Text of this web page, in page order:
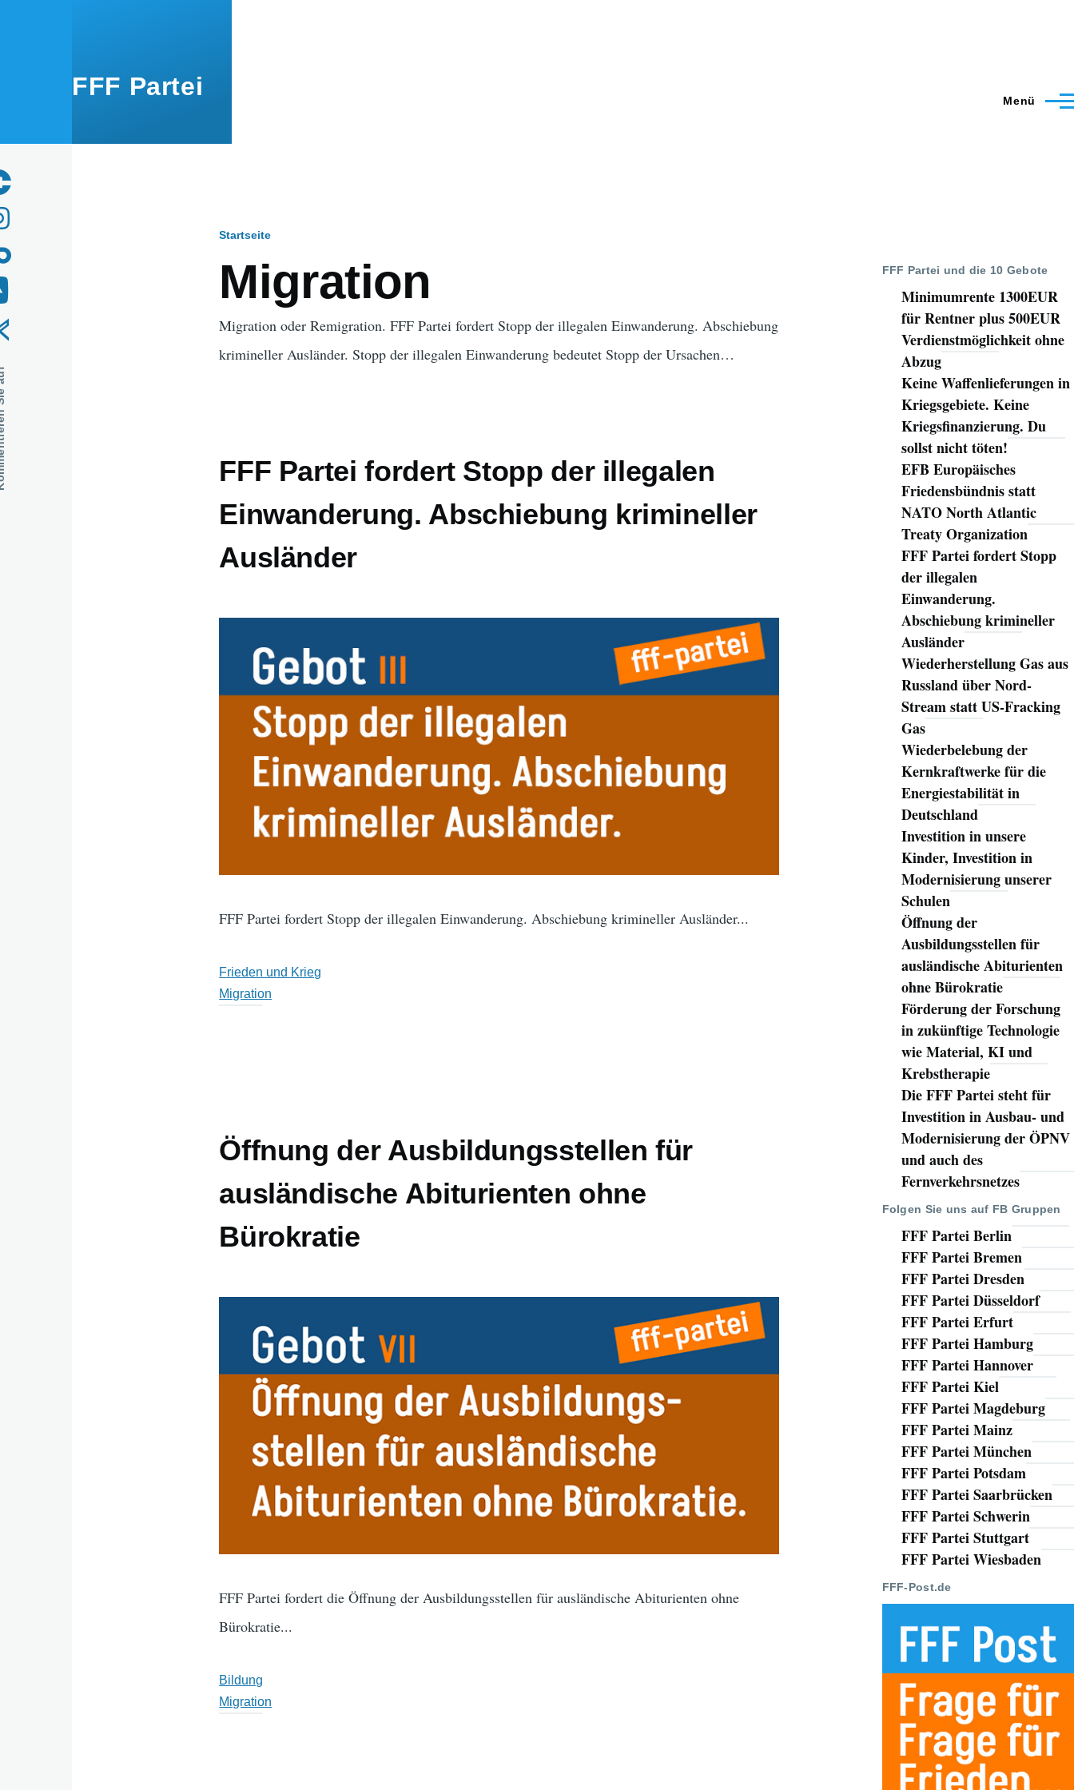
FFF Partei Menü
Startseite
Migration
Migration oder Remigration. FFF Partei fordert Stopp der illegalen Einwanderung. Abschiebung
krimineller Ausländer. Stopp der illegalen Einwanderung bedeutet Stopp der Ursachen…
FFF Partei fordert Stopp der illegalen
Einwanderung. Abschiebung krimineller
Ausländer
FFF Partei fordert Stopp der illegalen Einwanderung. Abschiebung krimineller Ausländer...
Frieden und Krieg
Migration
Öffnung der Ausbildungsstellen für
ausländische Abiturienten ohne
Bürokratie
FFF Partei fordert die Öffnung der Ausbildungsstellen für ausländische Abiturienten ohne
Bürokratie...
Bildung
Migration
FFF Partei und die 10 Gebote
Minimumrente 1300EUR
für Rentner plus 500EUR
Verdienstmöglichkeit ohne
Abzug
Keine Waffenlieferungen in
Kriegsgebiete. Keine
Kriegsfinanzierung. Du
sollst nicht töten!
EFB Europäisches
Friedensbündnis statt
NATO North Atlantic
Treaty Organization
FFF Partei fordert Stopp
der illegalen
Einwanderung.
Abschiebung krimineller
Ausländer
Wiederherstellung Gas aus
Russland über Nord-
Stream statt US-Fracking
Gas
Wiederbelebung der
Kernkraftwerke für die
Energiestabilität in
Deutschland
Investition in unsere
Kinder, Investition in
Modernisierung unserer
Schulen
Öffnung der
Ausbildungsstellen für
ausländische Abiturienten
ohne Bürokratie
Förderung der Forschung
in zukünftige Technologie
wie Material, KI und
Krebstherapie
Die FFF Partei steht für
Investition in Ausbau- und
Modernisierung der ÖPNV
und auch des
Fernverkehrsnetzes
Folgen Sie uns auf FB Gruppen
FFF Partei Berlin
FFF Partei Bremen
FFF Partei Dresden
FFF Partei Düsseldorf
FFF Partei Erfurt
FFF Partei Hamburg
FFF Partei Hannover
FFF Partei Kiel
FFF Partei Magdeburg
FFF Partei Mainz
FFF Partei München
FFF Partei Potsdam
FFF Partei Saarbrücken
FFF Partei Schwerin
FFF Partei Stuttgart
FFF Partei Wiesbaden
FFF-Post.de
auf